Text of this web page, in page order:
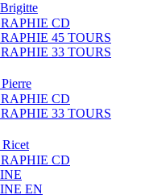
CD
45 TOURS
33 TOURS
CD
33 TOURS
CD
EN